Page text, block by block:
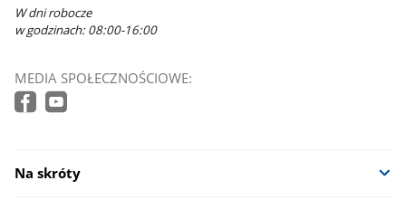
W dni robocze
w godzinach: 08:00-16:00
MEDIA SPOŁECZNOŚCIOWE:
Na skróty